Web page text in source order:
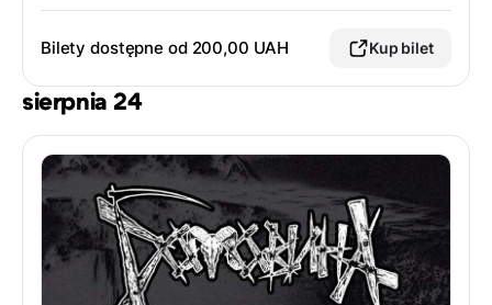
Bilety dostępne od 200,00 UAH Kup bilet
sierpnia 24